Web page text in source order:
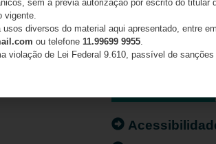
sem a prévia autorização por escrito do titular
vigente.
diversos do material aqui apresentado, entre
ou telefone 11.99699 9955.
violação de Lei Federal 9.610, passível de